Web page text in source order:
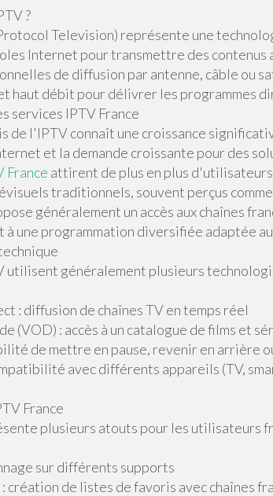
?
Television) représente une
Internet pour transmettre des contenus
de diffusion par antenne, câble ou
haut débit pour délivrer les programmes
services IPTV France
de l'IPTV connaît une croissance
et la demande croissante pour des
France attirent de plus en plus
traditionnels, souvent perçus
généralement un accès aux chaînes
une programmation diversifiée adaptée
utilisent généralement plusieurs
: diffusion de chaînes TV en temps réel
(VOD) : accès à un catalogue de films et
de mettre en pause, revenir en arrière
avec différents appareils (TV,
France
plusieurs atouts pour les utilisateurs
sur différents supports
création de listes de favoris avec chaînes